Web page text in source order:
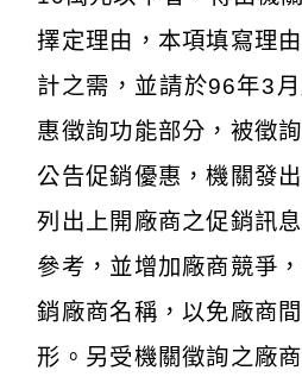
擇定理由，本項填寫理
計之需，並請於96年3
惠徵詢功能部分，被徵
公告促銷優惠，機關發
列出上開廠商之促銷訊
參考，並增加廠商競爭
銷廠商名稱，以免廠商
形。另受機關徵詢之廠